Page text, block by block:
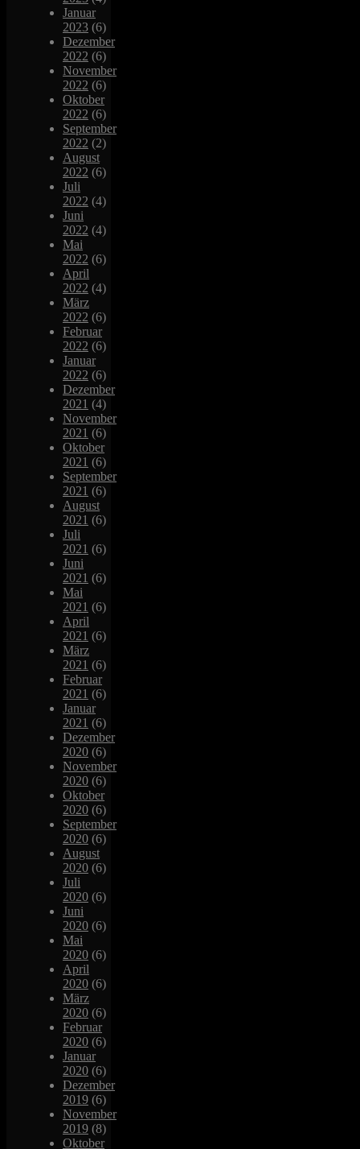
Januar
2023 (6)
Dezember
2022 (6)
November
2022 (6)
Oktober
2022 (6)
September
2022 (2)
August
2022 (6)
Juli
2022 (4)
Juni
2022 (4)
Mai
2022 (6)
April
2022 (4)
März
2022 (6)
Februar
2022 (6)
Januar
2022 (6)
Dezember
2021 (4)
November
2021 (6)
Oktober
2021 (6)
September
2021 (6)
August
2021 (6)
Juli
2021 (6)
Juni
2021 (6)
Mai
2021 (6)
April
2021 (6)
März
2021 (6)
Februar
2021 (6)
Januar
2021 (6)
Dezember
2020 (6)
November
2020 (6)
Oktober
2020 (6)
September
2020 (6)
August
2020 (6)
Juli
2020 (6)
Juni
2020 (6)
Mai
2020 (6)
April
2020 (6)
März
2020 (6)
Februar
2020 (6)
Januar
2020 (6)
Dezember
2019 (6)
November
2019 (8)
Oktober